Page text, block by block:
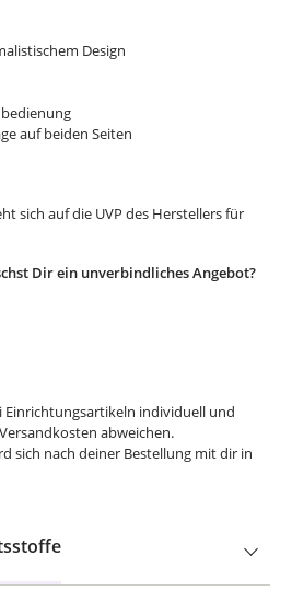
Design
auf beiden Seiten
sich auf die UVP des Herstellers für
Dir ein unverbindliches Angebot?
Einrichtungsartikeln individuell und
abweichen.
sich nach deiner Bestellung mit dir in